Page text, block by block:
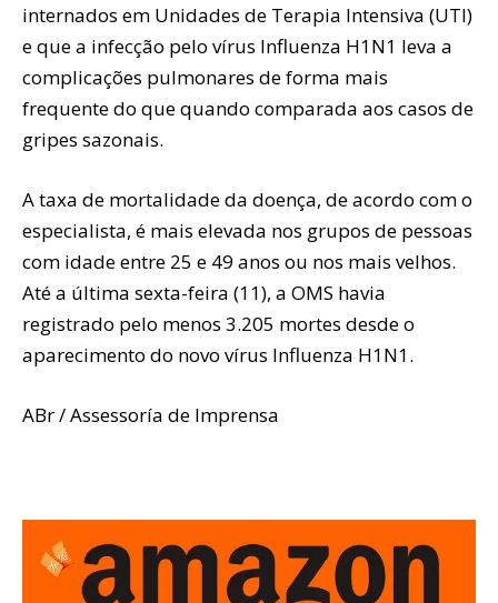
internados em Unidades de Terapia Intensiva (UTI)
e que a infecção pelo vírus Influenza H1N1 leva a
complicações pulmonares de forma mais
frequente do que quando comparada aos casos de
gripes sazonais.
A taxa de mortalidade da doença, de acordo com o
especialista, é mais elevada nos grupos de pessoas
com idade entre 25 e 49 anos ou nos mais velhos.
Até a última sexta-feira (11), a OMS havia
registrado pelo menos 3.205 mortes desde o
aparecimento do novo vírus Influenza H1N1.
ABr / Assessoría de Imprensa